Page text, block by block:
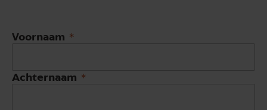
Voornaam
Achternaam